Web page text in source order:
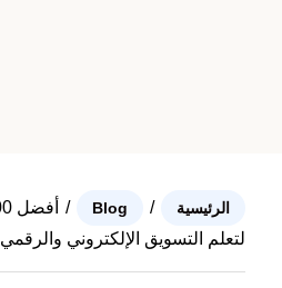
الرئيسية /
Blog
/
لتعلم التسويق الإلكتروني والرقمي